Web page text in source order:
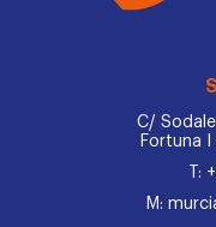
C/
Fortuna
T:
M: